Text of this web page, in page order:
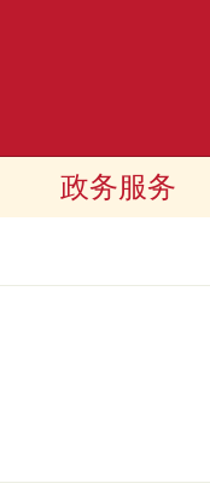
政务服务